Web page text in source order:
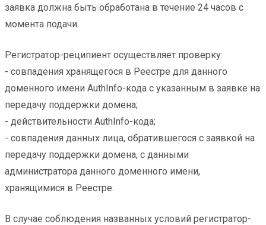
заявка должна быть обработана в течение 24 часов с
момента подачи.
Регистратор-реципиент осуществляет проверку:
- совпадения хранящегося в Реестре для данного
доменного имени AuthInfo-кода с указанным в заявке на
передачу поддержки домена;
- действительности AuthInfo-кода;
- совпадения данных лица, обратившегося с заявкой на
передачу поддержки домена, с данными
администратора данного доменного имени,
хранящимися в Реестре.
В случае соблюдения названных условий регистратор-